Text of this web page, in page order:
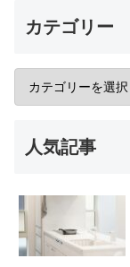
カテゴリー
人気記事